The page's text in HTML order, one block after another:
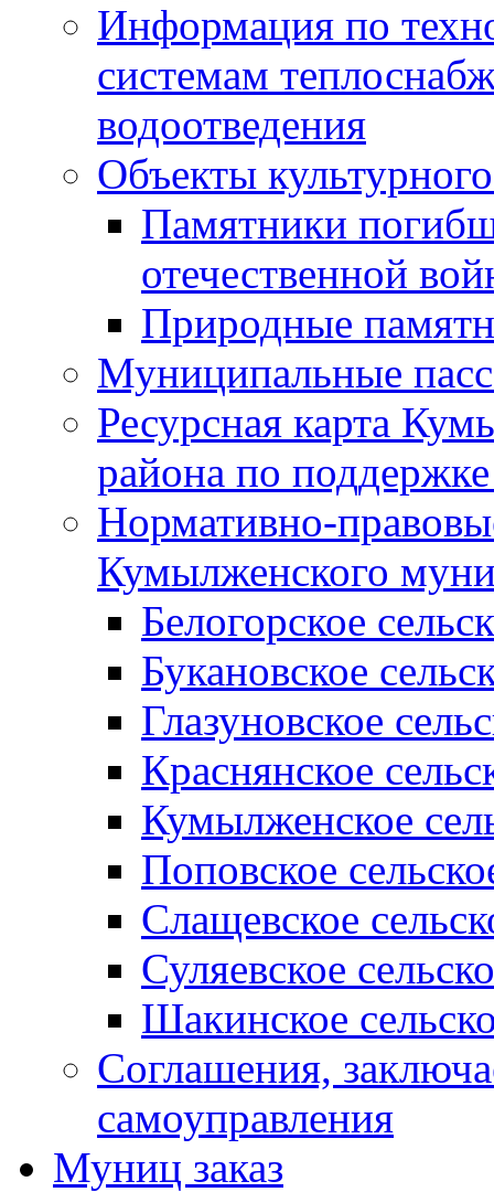
Информация по
системам
водоотведения
Объекты
Памятники
отечественной
Природные
Муниципальные
Ресурсная карта
района по
Нормативно-
Кумылженского
Белогорское
Букановское
Глазуновское
Краснянское
Кумылженское
Поповское
Слащевское
Суляевское
Шакинское
Соглашения,
самоуправления
Муниц заказ